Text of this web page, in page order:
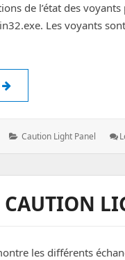
de l’état des
Les voyants
DCS A-10C : Caution Light
Categories:
Caution Light Panel
CAUTION
les différents